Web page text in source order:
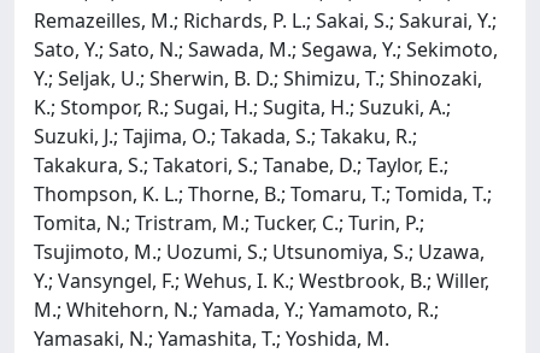
Remazeilles, M.; Richards, P. L.; Sakai, S.; Sakurai, Y.;
Sato, Y.; Sato, N.; Sawada, M.; Segawa, Y.; Sekimoto,
Y.; Seljak, U.; Sherwin, B. D.; Shimizu, T.; Shinozaki,
K.; Stompor, R.; Sugai, H.; Sugita, H.; Suzuki, A.;
Suzuki, J.; Tajima, O.; Takada, S.; Takaku, R.;
Takakura, S.; Takatori, S.; Tanabe, D.; Taylor, E.;
Thompson, K. L.; Thorne, B.; Tomaru, T.; Tomida, T.;
Tomita, N.; Tristram, M.; Tucker, C.; Turin, P.;
Tsujimoto, M.; Uozumi, S.; Utsunomiya, S.; Uzawa,
Y.; Vansyngel, F.; Wehus, I. K.; Westbrook, B.; Willer,
M.; Whitehorn, N.; Yamada, Y.; Yamamoto, R.;
Yamasaki, N.; Yamashita, T.; Yoshida, M.